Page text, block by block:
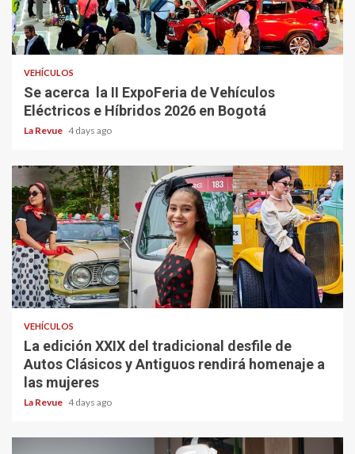
VEHÍCULOS
Se acerca la II ExpoFeria de Vehículos
Eléctricos e Híbridos 2026 en Bogotá
La Revue 4 days ago
VEHÍCULOS
La edición XXIX del tradicional desfile de
Autos Clásicos y Antiguos rendirá homenaje a
las mujeres
La Revue 4 days ago